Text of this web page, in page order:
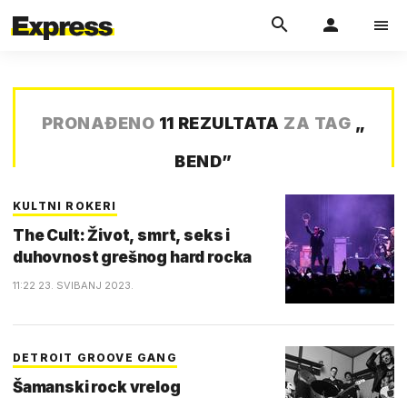
PRONAĐENO 11 REZULTATA ZA TAG „
BEND”
KULTNI ROKERI
The Cult: Život, smrt, seks i
duhovnost grešnog hard rocka
11:22 23. SVIBANJ 2023.
DETROIT GROOVE GANG
Šamanski rock vrelog